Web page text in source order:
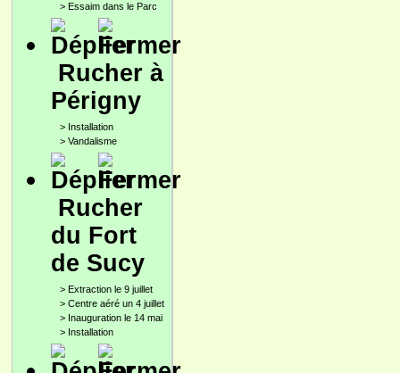
> Essaim dans le Parc
Rucher à
Périgny
> Installation
> Vandalisme
Rucher
du Fort
de Sucy
> Extraction le 9 juillet
> Centre aéré un 4 juillet
> Inauguration le 14 mai
> Installation